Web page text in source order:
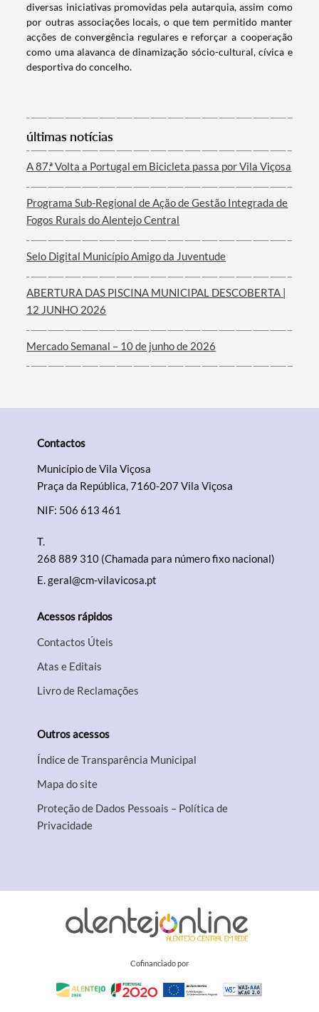
Categorias gerais
Filtros
diversas iniciativas promovidas pela autarquia, assim como
por outras associações locais, o que tem permitido manter
acções de convergência regulares e reforçar a cooperação
como uma alavanca de dinamização sócio-cultural, cívica e
desportiva do concelho.
últimas notícias
A 87.ª Volta a Portugal em Bicicleta passa por Vila Viçosa
Programa Sub-Regional de Ação de Gestão Integrada de
Fogos Rurais do Alentejo Central
Selo Digital Município Amigo da Juventude
ABERTURA DAS PISCINA MUNICIPAL DESCOBERTA |
12 JUNHO 2026
Mercado Semanal – 10 de junho de 2026
Contactos
Município de Vila Viçosa
Praça da República, 7160-207 Vila Viçosa
NIF: 506 613 461
T.
268 889 310 (Chamada para número fixo nacional)
E.geral@cm-vilavicosa.pt
Acessos rápidos
Contactos Úteis
Atas e Editais
Livro de Reclamações
Outros acessos
Índice de Transparência Municipal
Mapa do site
Proteção de Dados Pessoais – Política de
Privacidade
Cofinanciado por